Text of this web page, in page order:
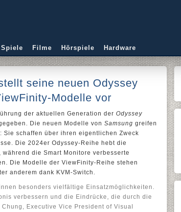
Spiele Filme Hörspiele Hardware
seine neuen Odyssey
Modelle vor
der aktuellen Generation der Odyssey
Die neuen Modelle von Samsung greifen
Sie schaffen über ihren eigentlichen Zweck
Die 2024er Odyssey-Reihe hebt die
die Smart Monitore verbesserte
Die Modelle der ViewFinity-Reihe stehen
anderem dank KVM-Switch.
besonders vielfältige Einsatzmöglichkeiten.
verbessern und die Eindrücke, die durch die
Executive Vice President of Visual